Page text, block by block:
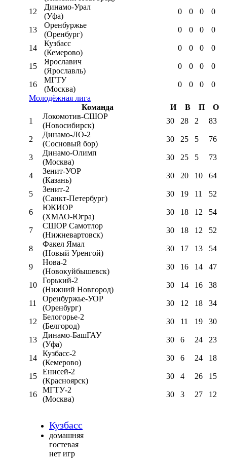
12
Динамо-Урал
(Уфа)
0 0 0 0
13
Оренбуржье
(Оренбург)
0 0 0 0
14
Кузбасс
(Кемерово)
0 0 0 0
15
Ярославич
(Ярославль)
0 0 0 0
16
МГТУ
(Москва)
0 0 0
0
Молодёжная лига
Команда
И В П
О
1
Локомотив-CШОР
(Новосибирск)
30 28 2 83
2
Динамо-ЛО-2
(Сосновый бор)
30 25 5 76
3
Динамо-Олимп
(Москва)
30 25 5 73
4
Зенит-УОР
(Казань)
30 20 10 64
5
Зенит-2
(Санкт-Петербург)
30 19 11 52
6
ЮКИОР
(ХМАО-Югра)
30 18 12 54
7
СШОР Самотлор
(Нижневартовск)
30 18 12 52
8
Факел Ямал
(Новый Уренгой)
30 17 13 54
9
Нова-2
(Новокуйбышевск)
30 16 14 47
10
Горький-2
(Нижний Новгород)
30 14 16 38
11
Оренбуржье-УОР
(Оренбург)
30 12 18 34
12
Белогорье-2
(Белгород)
30 11 19 30
13
Динамо-БашГАУ
(Уфа)
30 6 24 23
14
Кузбасс-2
(Кемерово)
30 6 24 18
15
Енисей-2
(Красноярск)
30 4 26 15
16
МГТУ-2
(Москва)
30 3 27 12
Кузбасс
домашняя
гостевая
нет игр